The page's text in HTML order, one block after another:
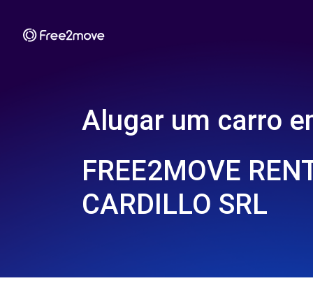
Alugar um carro
FREE2MOVE
CARDILLO SRL